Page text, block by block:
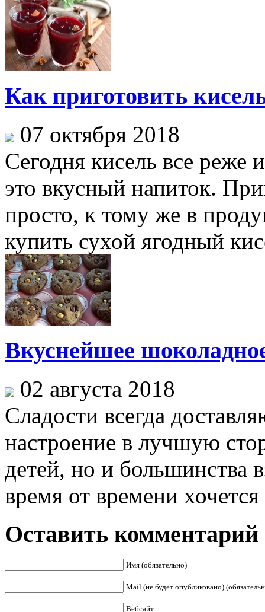
Как приготовить
07 октября 2018
Сегодня кисель все реже
это вкусный напиток.
просто, к тому же в
купить сухой ягодный
Вкуснейшее
02 августа 2018
Сладости всегда
настроение в лучшую
детей, но и большинства
время от времени
Оставить комментарий
Имя (обязательно)
Mail (не будет опубликовано)
Вебсайт